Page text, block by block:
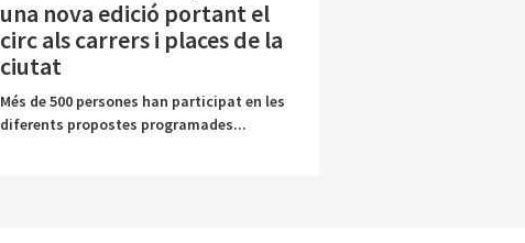
una nova edició portant el
circ als carrers i places de la
ciutat
Més de 500 persones han participat en les
diferents propostes programades...